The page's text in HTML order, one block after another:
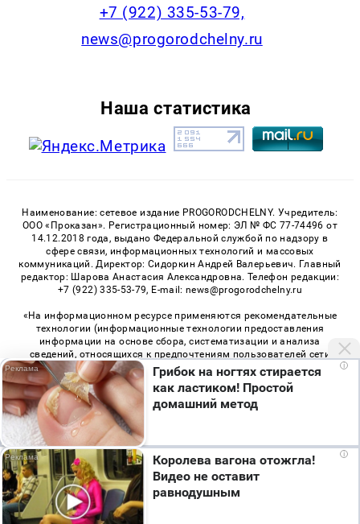
+7 (922) 335-53-79,
news@progorodchelny.ru
Наша статистика
Наименование: сетевое издание PROGORODCHELNY. Учредитель:
ООО «Проказан». Регистрационный номер: ЭЛ № ФС 77-74496 от
14.12.2018 года, выдано Федеральной службой по надзору в
сфере связи, информационных технологий и массовых
коммуникаций. Директор: Сидоркин Андрей Валерьевич. Главный
редактор: Шарова Анастасия Александровна. Телефон редакции:
+7 (922) 335-53-79, E-mail: news@progorodchelny.ru
«На информационном ресурсе применяются рекомендательные
технологии (информационные технологии предоставления
информации на основе сбора, систематизации и анализа
сведений, относящихся к предпочтениям пользователей сети
«Интернет», находящихся на территории Российской
Федерации)». Правила применения рекомендательных
технологий в виджетах рекламно-обменной сети«СМИ2» (PDF)
«Sparrow» (PDF)
© 2026 «PROGorodChelny» | Все права защищены
Возрастная категория сайта 16+
Политика конфиденциальности
Мы используем cookie. Во время посещения сайта
вы соглашаетесь с тем, что мы обрабатываем
ваши персональные данные с использованием
метрик Яндекс Метрика, top.mail.ru, LiveInternet.
Я согласен
i
Грибок на ногтях стирается
как ластиком! Простой
домашний метод
i
Королева вагона отожгла!
Видео не оставит
равнодушным